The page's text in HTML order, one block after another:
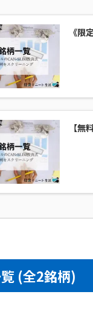
《限
【無
(全2銘柄)